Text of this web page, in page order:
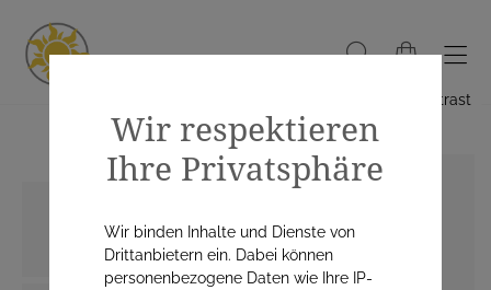
Hoher Kontrast
Wir respektieren
Ihre Privatsphäre
Wir binden Inhalte und Dienste von
Drittanbietern ein. Dabei können
personenbezogene Daten wie Ihre IP-